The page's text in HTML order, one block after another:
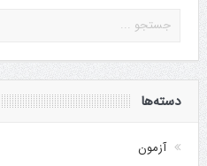
دسته‌ها
آزمون